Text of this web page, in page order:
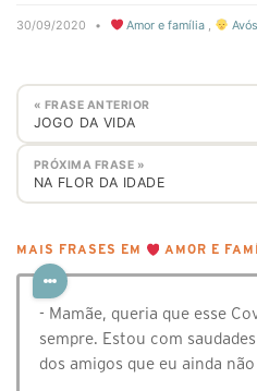
30/09/2020 • Amor e família , Avós
« FRASE ANTERIOR
JOGO DA VIDA
PRÓXIMA FRASE »
NA FLOR DA IDADE
MAIS FRASES EM AMOR E
- Mamãe, queria que esse
sempre. Estou com
dos amigos que eu ainda